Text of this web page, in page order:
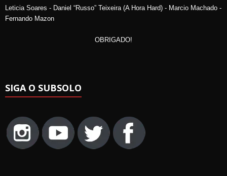
Leticia Soares - Daniel “Russo” Teixeira (A Hora Hard) - Marcio Machado -
Fernando Mazon
OBRIGADO!
SIGA O SUBSOLO